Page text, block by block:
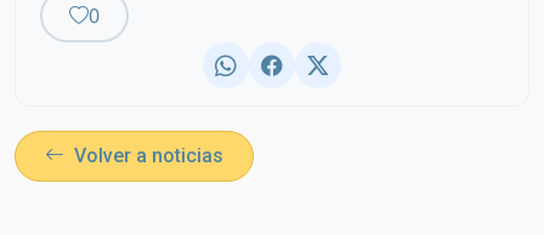
0
Volver a noticias